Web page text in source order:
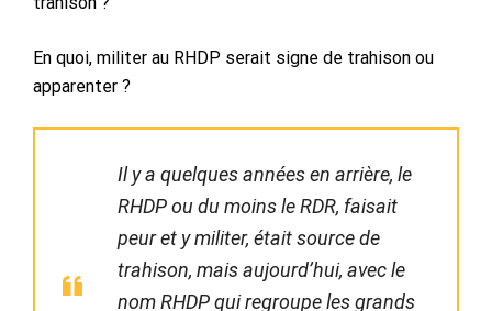
En quoi, militer au RHDP serait signe de trahison ou
apparenter ?
Il y a quelques années en arrière, le
RHDP ou du moins le RDR, faisait
peur et y militer, était source de
trahison, mais aujourd’hui, avec le
nom RHDP qui regroupe les grands